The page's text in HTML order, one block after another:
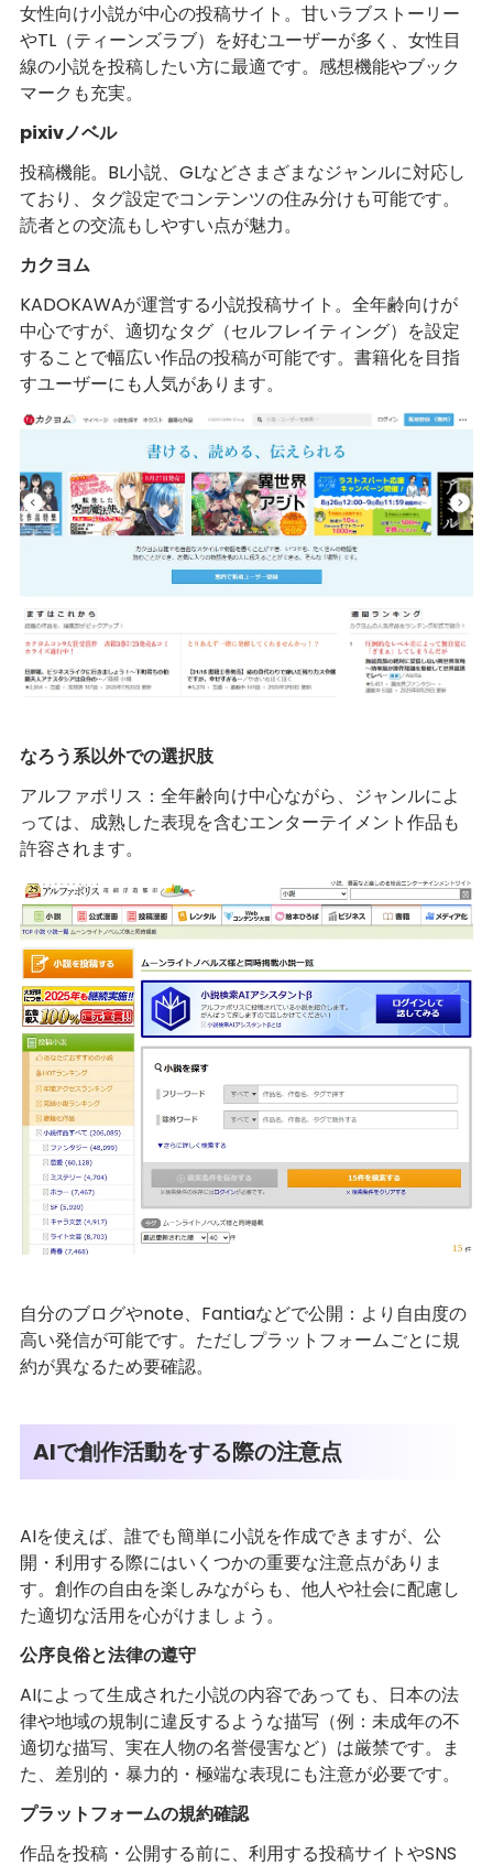
女性向け小説が中心の投稿サイト。甘いラブストーリー
やTL（ティーンズラブ）を好むユーザーが多く、女性目
線の小説を投稿したい方に最適です。感想機能やブック
マークも充実。
pixivノベル
投稿機能。BL小説、GLなどさまざまなジャンルに対応し
ており、タグ設定でコンテンツの住み分けも可能です。
読者との交流もしやすい点が魅力。
カクヨム
KADOKAWAが運営する小説投稿サイト。全年齢向けが
中心ですが、適切なタグ（セルフレイティング）を設定
することで幅広い作品の投稿が可能です。書籍化を目指
すユーザーにも人気があります。
なろう系以外での選択肢
アルファポリス：全年齢向け中心ながら、ジャンルによ
っては、成熟した表現を含むエンターテイメント作品も
許容されます。
自分のブログやnote、Fantiaなどで公開：より自由度の
高い発信が可能です。ただしプラットフォームごとに規
約が異なるため要確認。
AIで創作活動をする際の注意点
AIを使えば、誰でも簡単に小説を作成できますが、公
開・利用する際にはいくつかの重要な注意点がありま
す。創作の自由を楽しみながらも、他人や社会に配慮し
た適切な活用を心がけましょう。
公序良俗と法律の遵守
AIによって生成された小説の内容であっても、日本の法
律や地域の規制に違反するような描写（例：未成年の不
適切な描写、実在人物の名誉侵害など）は厳禁です。ま
た、差別的・暴力的・極端な表現にも注意が必要です。
プラットフォームの規約確認
作品を投稿・公開する前に、利用する投稿サイトやSNS